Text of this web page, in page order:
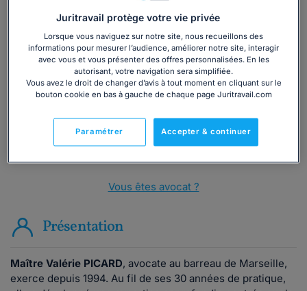
Vous souhaitez une consultation par
téléphone ?
Consulter immédiatement
ou appelez le01 75 75 42 33(8h à 21h du lundi au
vendredi)
Vous êtes avocat ?
Présentation
Maître Valérie PICARD, avocate au barreau de Marseille,
exerce depuis 1994. Au fil de ses 30 années de pratique,
Juritravail protège votre vie privée
Lorsque vous naviguez sur notre site, nous recueillons des
informations pour mesurer l’audience, améliorer notre site, interagir
avec vous et vous présenter des offres personnalisées. En les
autorisant, votre navigation sera simplifiée.
Vous avez le droit de changer d’avis à tout moment en cliquant sur le
bouton cookie en bas à gauche de chaque page Juritravail.com
Accepter & continuer
Paramétrer